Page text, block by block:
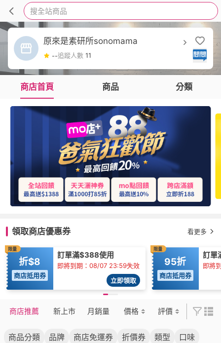
搜全站商品
原來是素研所sonomama
--追蹤人數 11
商店首頁 商品 分類
領取商店優惠券 看更多
限量
折$8
商店抵用券
訂單滿$388使用
即將到期：08/07 23:59失效
立即領取
限量
95折
商店抵用券
訂單
即將
商店推薦 新上市 月銷量 價格 評價
商品分類 品牌 商店免運券 折價券 類型 口味